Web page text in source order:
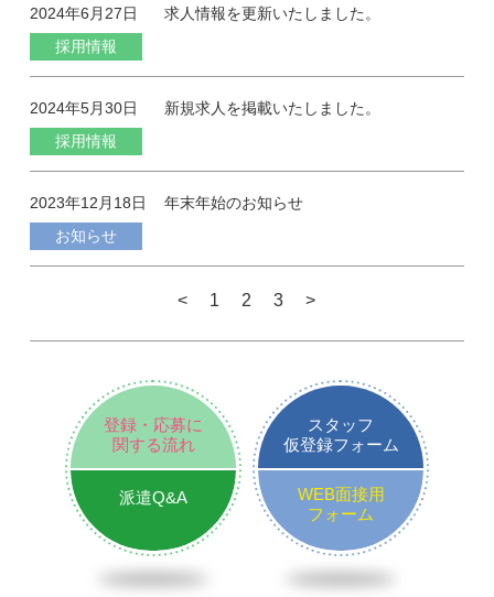
2024年6月27日
採用情報
求人情報を更新いたしました。
2024年5月30日
採用情報
新規求人を掲載いたしました。
2023年12月18日
お知らせ
年末年始のお知らせ
< 1 2 3 >
登録・応募に
関する流れ
派遣Q&A
スタッフ
仮登録フォーム
WEB面接用
フォーム